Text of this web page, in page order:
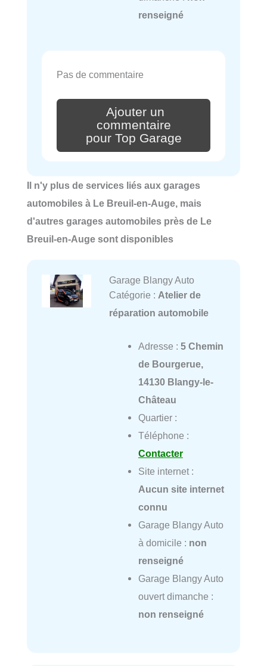
renseigné
Pas de commentaire
Ajouter un
commentaire
pour Top Garage
Il n'y plus de services liés aux garages
automobiles à Le Breuil-en-Auge, mais
d'autres garages automobiles près de Le
Breuil-en-Auge sont disponibles
Garage Blangy Auto
Catégorie : Atelier de
réparation automobile
Adresse : 5 Chemin
de Bourgerue,
14130 Blangy-le-
Château
Quartier :
Téléphone :
Contacter
Site internet :
Aucun site internet
connu
Garage Blangy Auto
à domicile : non
renseigné
Garage Blangy Auto
ouvert dimanche :
non renseigné